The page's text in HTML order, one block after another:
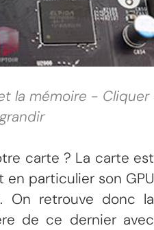
la mémoire - Cliquer
carte ? La carte est
particulier son GPU
On retrouve donc la
de ce dernier avec